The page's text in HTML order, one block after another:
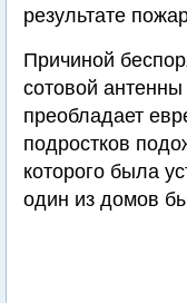
результате
Причиной
сотовой
преобладает
подростков
которого была
один из домов